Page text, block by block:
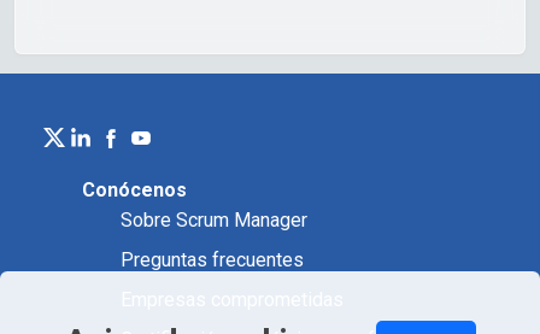
Conócenos
Sobre Scrum Manager
Preguntas frecuentes